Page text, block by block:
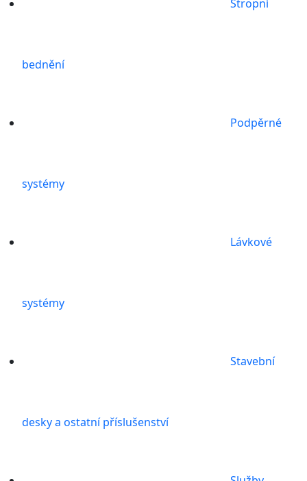
Stropní
bednění
Podpěrné
systémy
Lávkové
systémy
Stavební
desky a ostatní příslušenství